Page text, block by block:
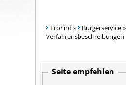
Fröhnd » Bürgerservice»
Verfahrensbeschreibungen
Seite empfehlen